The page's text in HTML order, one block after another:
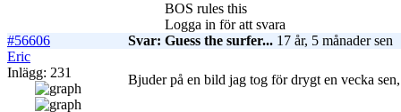
BOS rules this
Logga in för att svara
#56606
Svar: Guess the surfer... 17 år, 5 månader sen
Eric
Inlägg: 231
Bjuder på en bild jag tog för drygt en vecka